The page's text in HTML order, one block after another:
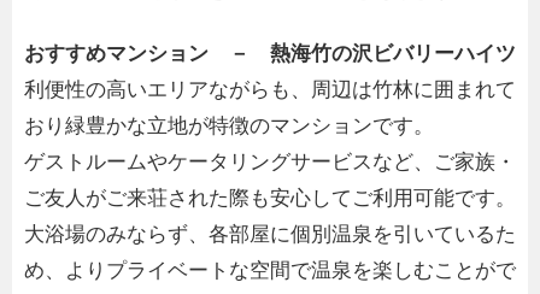
おすすめマンション － 熱海竹の沢ビバリーハイツ
利便性の高いエリアながらも、周辺は竹林に囲まれて
おり緑豊かな立地が特徴のマンションです。
ゲストルームやケータリングサービスなど、ご家族・
ご友人がご来荘された際も安心してご利用可能です。
大浴場のみならず、各部屋に個別温泉を引いているた
め、よりプライベートな空間で温泉を楽しむことがで